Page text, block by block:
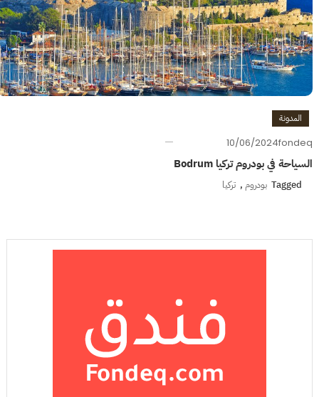
المدونة
10/06/2024fondeq
السياحة في بودروم تركيا Bodrum
Tagged بودروم , تركيا